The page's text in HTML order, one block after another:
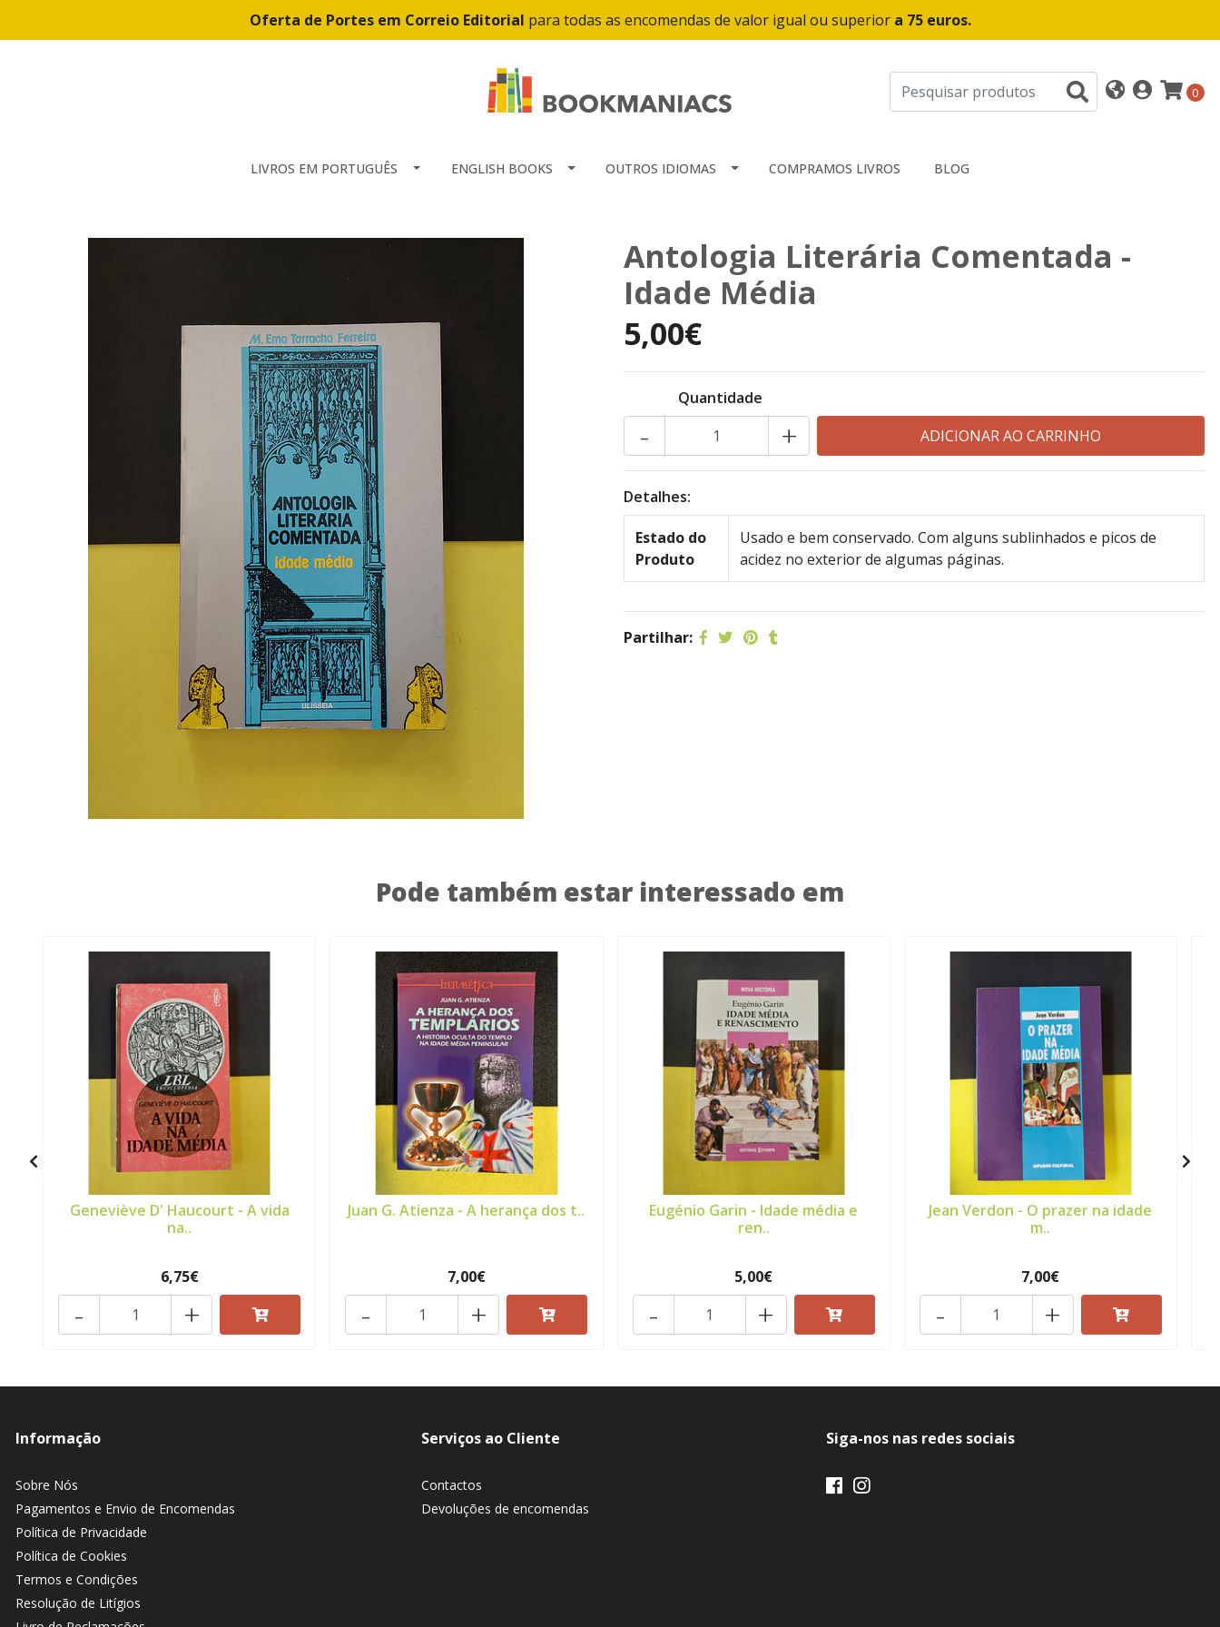
Oferta de Portes em Correio Editorial para todas as encomendas de valor igual ou superior a 75 euros.
0
LIVROS EM PORTUGUÊS ENGLISH BOOKS OUTROS IDIOMAS COMPRAMOS LIVROS BLOG
Antologia Literária Comentada -
Idade Média
5,00€
Quantidade
+
-
Detalhes:
Estado do
Produto
Usado e bem conservado. Com alguns sublinhados e picos de
acidez no exterior de algumas páginas.
Partilhar:
Pode também estar interessado em
Geneviève D' Haucourt - A vida
na..
6,75€
+
-
Juan G. Atienza - A herança dos t..
7,00€
+
-
Eugénio Garin - Idade média e
ren..
5,00€
+
-
Jean Verdon - O prazer na idade
m..
7,00€
+
-
Informação
Sobre Nós
Pagamentos e Envio de Encomendas
Política de Privacidade
Política de Cookies
Termos e Condições
Resolução de Litígios
Serviços ao Cliente
Contactos
Devoluções de encomendas
Siga-nos nas redes sociais